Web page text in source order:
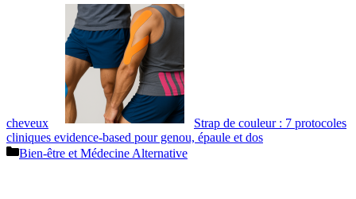
cheveux
Strap de couleur : 7 protocoles
cliniques evidence‑based pour genou, épaule et dos
Catégories
Bien-être et Médecine Alternative